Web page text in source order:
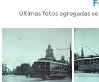
Últimas fotos agregadas